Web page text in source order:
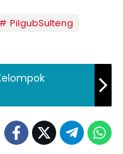
PilgubSulteng